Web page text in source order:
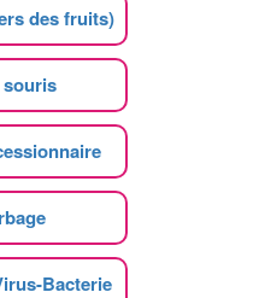
des fruits)
souris
Bacterie